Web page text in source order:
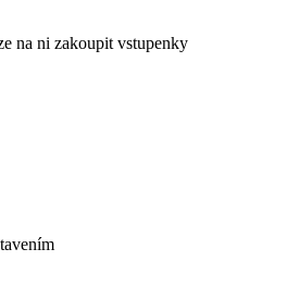
na ni zakoupit vstupenky